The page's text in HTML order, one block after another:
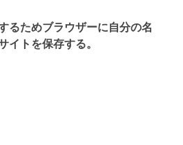
るためブラウザーに自分の名
イトを保存する。